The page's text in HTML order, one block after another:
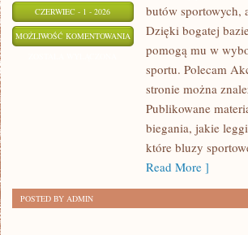
CZERWIEC - 1 - 2026
MOŻLIWOŚĆ KOMENTOWANIA LEGINSY
BIELIZNA
SPORTOWA
butów sportowych,
Dzięki bogatej
pomogą mu w
sportu. Polecam
stronie można
Publikowane
biegania, jakie
które bluzy
Read More ]
POSTED BY ADMIN